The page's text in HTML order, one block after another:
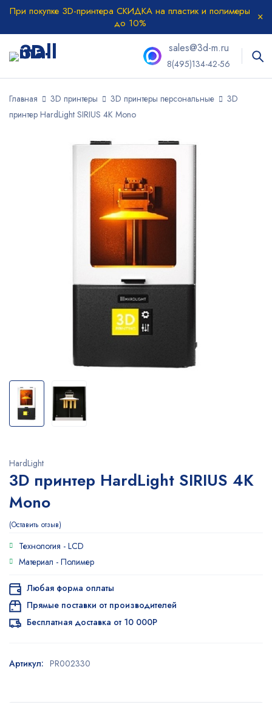
При покупке 3D-принтера СКИДКА на пластик и полимеры
до 10%
sales@3d-m.ru
8(495)134-42-56
Главная 3D принтеры 3D принтеры персональные
3D
принтер HardLight SIRIUS 4K Mono
HardLight
3D принтер HardLight SIRIUS 4K
Mono
Оставить отзыв
Технология - LCD
Материал - Полимер
Любая форма оплаты
Прямые поставки от производителей
Бесплатная доставка от 10 000Р
Артикул: PR002330